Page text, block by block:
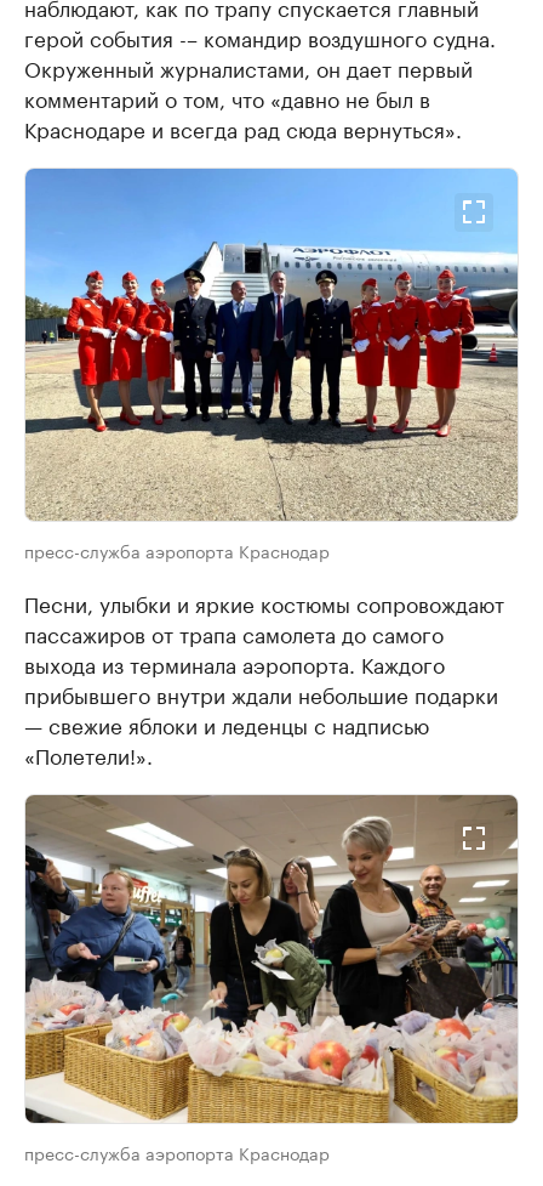
герой события -– командир воздушного судна.
Окруженный журналистами, он дает первый
комментарий о том, что «давно не был в
Краснодаре и всегда рад сюда вернуться».
пресс-служба аэропорта Краснодар
Песни, улыбки и яркие костюмы сопровождают
пассажиров от трапа самолета до самого
выхода из терминала аэропорта. Каждого
прибывшего внутри ждали небольшие подарки
— свежие яблоки и леденцы с надписью
«Полетели!».
пресс-служба аэропорта Краснодар